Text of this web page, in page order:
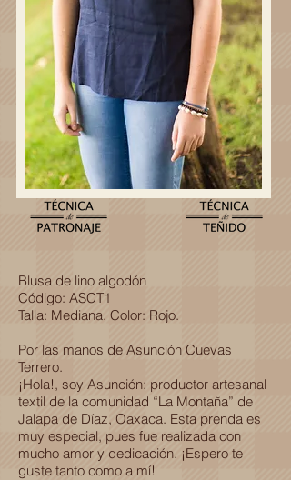
Blusa de lino algodón
Código: ASCT1
Talla: Mediana. Color: Rojo.
Por las manos de Asunción Cuevas
Terrero.
¡Hola!, soy Asunción: productor artesanal
textil de la comunidad “La Montaña” de
Jalapa de Díaz, Oaxaca. Esta prenda es
muy especial, pues fue realizada con
mucho amor y dedicación. ¡Espero te
guste tanto como a mí!